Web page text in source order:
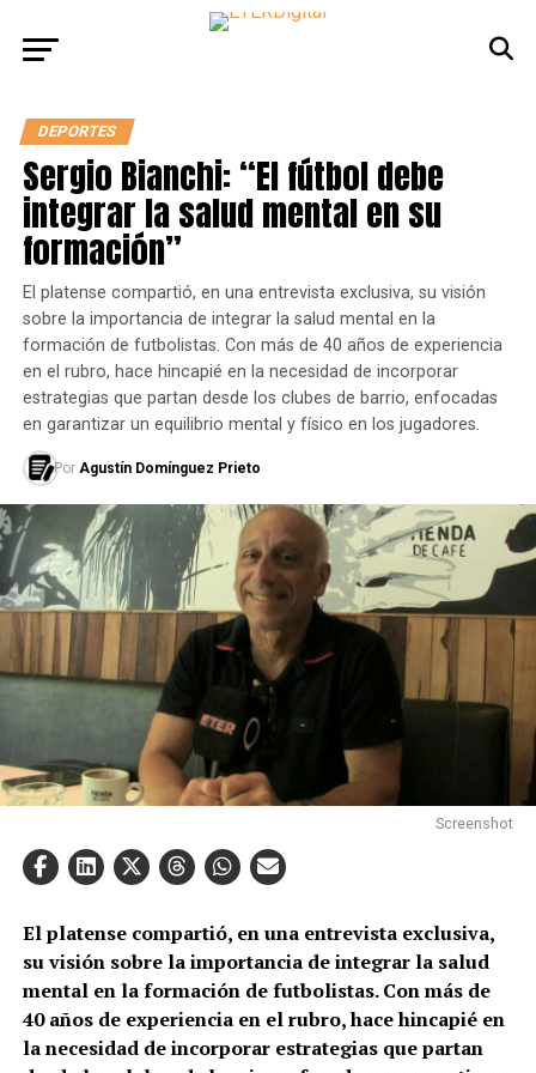
DEPORTES
Sergio Bianchi: “El fútbol debe
integrar la salud mental en su
formación”
El platense compartió, en una entrevista exclusiva, su visión
sobre la importancia de integrar la salud mental en la
formación de futbolistas. Con más de 40 años de experiencia
en el rubro, hace hincapié en la necesidad de incorporar
estrategias que partan desde los clubes de barrio, enfocadas
en garantizar un equilibrio mental y físico en los jugadores.
Por Agustín Domínguez Prieto
Screenshot
El platense compartió, en una entrevista exclusiva,
su visión sobre la importancia de integrar la salud
mental en la formación de futbolistas. Con más de
40 años de experiencia en el rubro, hace hincapié en
la necesidad de incorporar estrategias que partan